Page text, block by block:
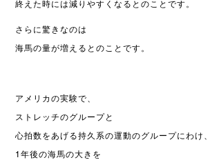
終えた時には減りやすくなるとのことです。
さらに驚きなのは
海馬の量が増えるとのことです。
アメリカの実験で、
ストレッチのグループと
心拍数をあげる持久系の運動のグループにわけ、
1年後の海馬の大きを